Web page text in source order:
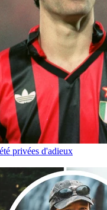
privées d'adieux